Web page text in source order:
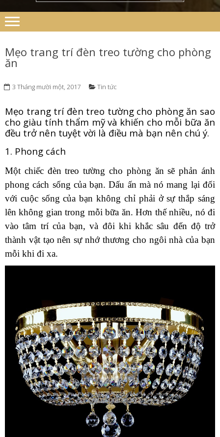
Mẹo trang trí đèn treo tường cho phòng
ăn
3 Tháng mười một, 2017 Tin tức
Mẹo trang trí đèn treo tường cho phòng ăn sao
cho giàu tính thẩm mỹ và khiến cho mỗi bữa ăn
đều trở nên tuyệt vời là điều mà bạn nên chú ý.
1. Phong cách
Một chiếc đèn treo tường cho phòng ăn sẽ phản ánh
phong cách sống của bạn. Dấu ấn mà nó mang lại đối
với cuộc sống của bạn không chỉ phải ở sự thắp sáng
lên không gian trong mỗi bữa ăn. Hơn thế nhiều, nó đi
vào tâm trí của bạn, và đôi khi khắc sâu đến độ trở
thành vật tạo nên sự nhớ thương cho ngôi nhà của bạn
mỗi khi đi xa.